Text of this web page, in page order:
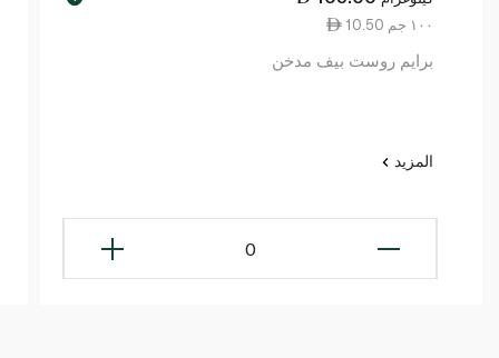
10.50 ١٠٠ جم
برايم روست بيف مدخن
المزيد
0